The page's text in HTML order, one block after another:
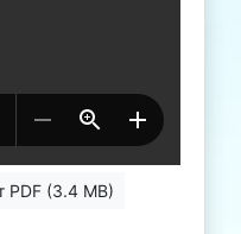
PDF (3.4 MB)